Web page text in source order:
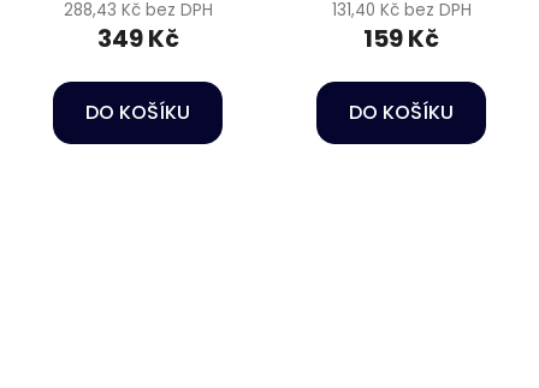
288,43 Kč bez DPH
349 Kč
DO KOŠÍKU
131,40 Kč bez DPH
159 Kč
DO KOŠÍKU